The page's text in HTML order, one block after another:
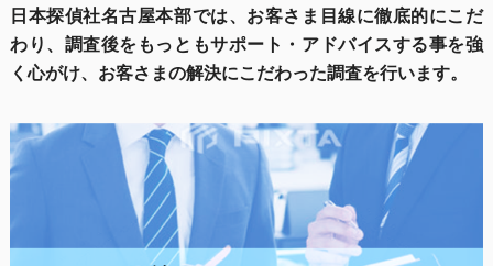
日本探偵社名古屋本部では、お客さま目線に徹底的にこだ
わり、調査後をもっともサポート・アドバイスする事を強
く心がけ、お客さまの解決にこだわった調査を行います。